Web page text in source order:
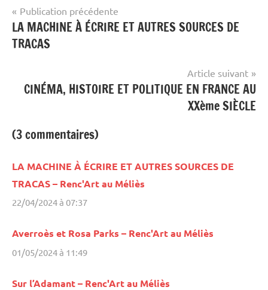
Navigation
de
l’article
Publication précédente
LA MACHINE À ÉCRIRE ET AUTRES SOURCES DE
TRACAS
Article suivant
CINÉMA, HISTOIRE ET POLITIQUE EN FRANCE AU
XXème SIÈCLE
(3 commentaires)
LA MACHINE À ÉCRIRE ET AUTRES SOURCES DE
TRACAS – Renc'Art au Méliès
22/04/2024 à 07:37
Averroès et Rosa Parks – Renc'Art au Méliès
01/05/2024 à 11:49
Sur l’Adamant – Renc'Art au Méliès